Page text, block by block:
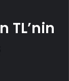
TL’nin